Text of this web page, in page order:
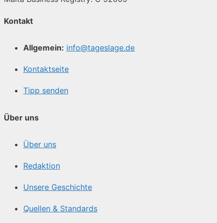
Kontakt
Allgemein: info@tageslage.de
Kontaktseite
Tipp senden
Über uns
Über uns
Redaktion
Unsere Geschichte
Quellen & Standards